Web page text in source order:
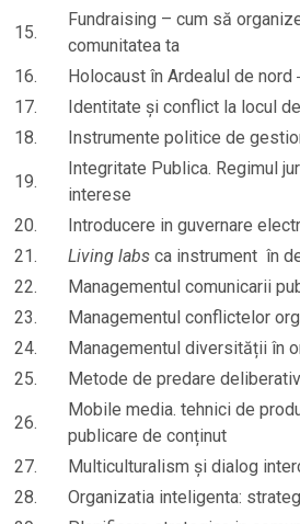
15.
Fundraising – cum să
comunitatea ta
16.
Holocaust în Ardealul de
17.
Identitate și conflict la locul
18.
Instrumente politice de
19.
Integritate Publica. Regimul
interese
20.
Introducere in guvernare
21.
Living labs ca instrument în
22.
Managementul comunicarii
23.
Managementul conflictelor
24.
Managementul diversității în
25.
Metode de predare
26.
Mobile media. tehnici de
publicare de conținut
27.
Multiculturalism și dialog
28.
Organizatia inteligenta: